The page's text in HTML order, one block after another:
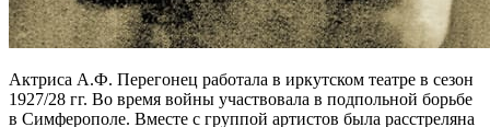
Актриса А.Ф. Перегонец работала в иркутском театре в сезон
1927/28 гг. Во время войны участвовала в подпольной борьбе
в Симферополе. Вместе с группой артистов была расстреляна